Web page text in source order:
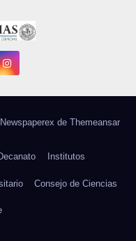
de Themeansar
Institutos
Consejo de Ciencias